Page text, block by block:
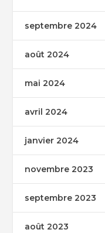
septembre 2024
août 2024
mai 2024
avril 2024
janvier 2024
novembre 2023
septembre 2023
août 2023